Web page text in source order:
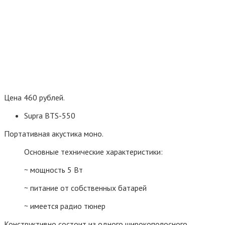
Цена 460 рублей.
Supra BTS-550
Портативная акустика моно.
Основные технические характеристики:
~ мощность 5 Вт
~ питание от собственных батарей
~ имеется радио тюнер